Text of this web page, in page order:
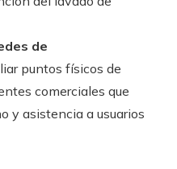
de
puntos físicos de
comerciales que
y asistencia a usuarios